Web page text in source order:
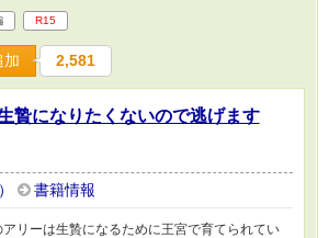
R15
加 2,581
贄になりたくないので逃げます
書籍情報
リーは生贄になるために王宮で育てられてい